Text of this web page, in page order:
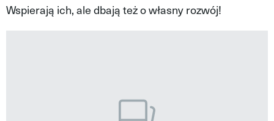
Kultura
Wideo
Wspierają ich, ale dbają też o własny rozwój!